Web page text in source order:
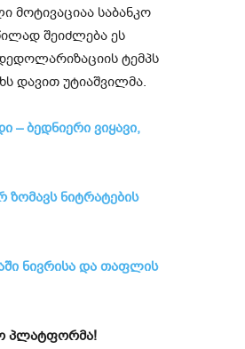
მოტივაციაა საბანკო
შეიძლება ეს
ტემპს
დავით უტიაშვილმა.
– ბედნიერი ვიყავი,
ზომავს ნიტრატების
ნივრისა და თაფლის
პლატფორმა!